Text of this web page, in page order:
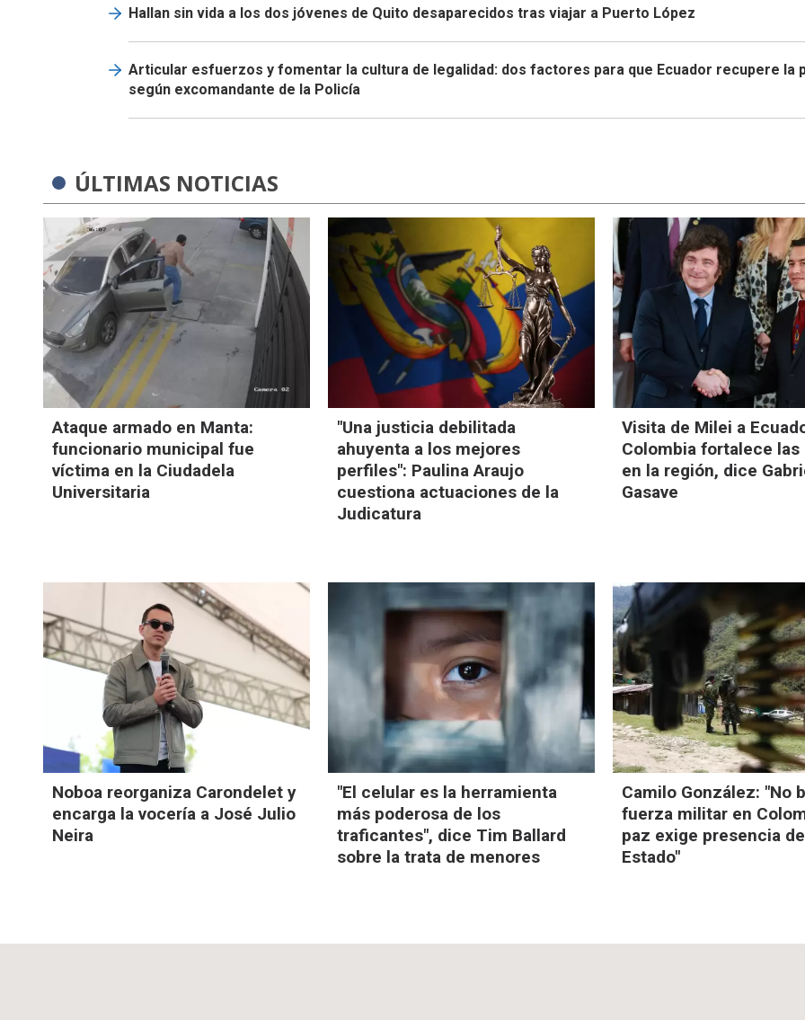
Hallan sin vida a los dos jóvenes de Quito desaparecidos tras viajar a Puerto López
Articular esfuerzos y fomentar la cultura de legalidad: dos factores para que Ecuador recupere la
según excomandante de la Policía
ÚLTIMAS NOTICIAS
Ataque armado en Manta:
funcionario municipal fue
víctima en la Ciudadela
Universitaria
"Una justicia debilitada
ahuyenta a los mejores
perfiles": Paulina Araujo
cuestiona actuaciones de la
Judicatura
Visita de Milei a
Colombia fortalece las
en la región, dice
Gasave
Noboa reorganiza Carondelet y
encarga la vocería a José Julio
Neira
"El celular es la herramienta
más poderosa de los
traficantes", dice Tim Ballard
sobre la trata de menores
Camilo González: "No
fuerza militar en
paz exige presencia
Estado"